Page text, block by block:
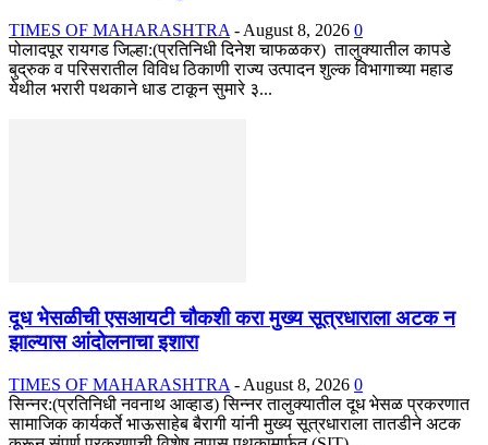
TIMES OF MAHARASHTRA - August 8, 2026 0
पोलादपूर रायगड जिल्हा:(प्रतिनिधी दिनेश चाफळकर) तालुक्यातील कापडे
बुद्रुक व परिसरातील विविध ठिकाणी राज्य उत्पादन शुल्क विभागाच्या महाड
येथील भरारी पथकाने धाड टाकून सुमारे ३...
दूध भेसळीची एसआयटी चौकशी करा मुख्य सूत्रधाराला अटक न
झाल्यास आंदोलनाचा इशारा
TIMES OF MAHARASHTRA - August 8, 2026 0
सिन्नर:(प्रतिनिधी नवनाथ आव्हाड) सिन्नर तालुक्यातील दूध भेसळ प्रकरणात
सामाजिक कार्यकर्ते भाऊसाहेब बैरागी यांनी मुख्य सूत्रधाराला तातडीने अटक